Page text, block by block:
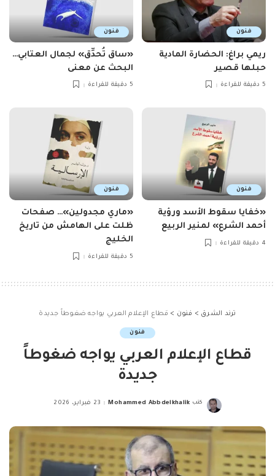
فنون
ريمي براغ: الحضارة المادية
حبلها قصير
5 دقيقة للقراءة
فنون
«ساق تُحدِّق» لجمال العتابي…
البحث عن معنى
5 دقيقة للقراءة
فنون
«خفايا سقوط الأسد ورؤية
أحمد الشرع» لمنير الربيع
4 دقيقة للقراءة
فنون
«ماري مجدولين»… صفحات
ظلت على الهامش من تاريخ
الخليج
5 دقيقة للقراءة
ترند الشرق > فنون > قطاع الإعلام العربي يواجه ضغوطاً جديدة
فنون
قطاع الإعلام العربي يواجه ضغوطاً
جديدة
Posted
كتب Mohammed Abbdelkhalik 23 فبراير، 2026